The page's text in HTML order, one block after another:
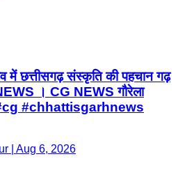
में छत्तीसगढ़ संस्कृति की पहचान गढ़
। CG NEWS गौरेला
#chhattisgarhnews
| Aug 6, 2026